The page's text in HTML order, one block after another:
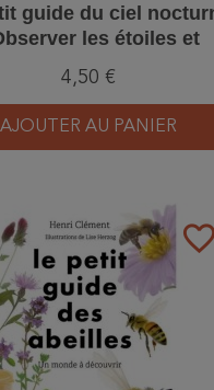
guide du ciel
les étoiles et
4,50 €
AJOUTER AU PANIER
favorite_border